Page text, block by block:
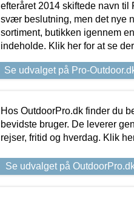
efteråret 2014 skiftede navn til
svær beslutning, men det nye
sortiment, butikken igennem
indeholde. Klik her for at se
Se udvalget på Pro-
Hos OutdoorPro.dk finder du
bevidste bruger. De leverer
rejser, fritid og hverdag. Klik
Se udvalget på